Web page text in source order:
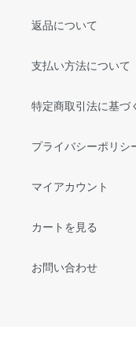
返品について
支払い方法について
特定商取引法に基づ
プライバシーポリシ
マイアカウント
カートを見る
お問い合わせ